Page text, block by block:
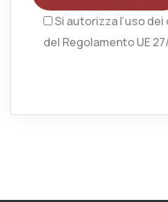
Si autorizza l’uso
del Regolamento UE